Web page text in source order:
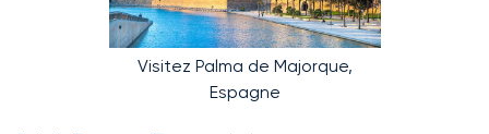
Visitez Palma de Majorque,
Espagne